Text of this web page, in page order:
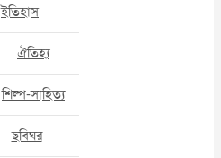
ইতিহাস
ঐতিহ্য
শিল্প-সাহিত্য
ছবিঘর